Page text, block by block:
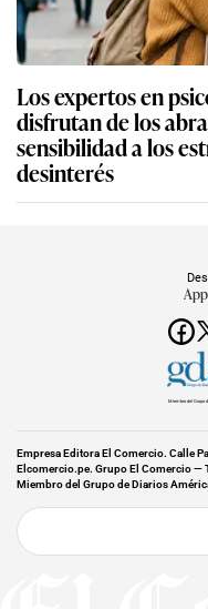
Los expertos en
disfrutan de los
sensibilidad a los
desinterés
Miembro del Grupo
Empresa Editora El Comercio. Calle
Elcomercio.pe. Grupo El Comercio —
Miembro del Grupo de Diarios